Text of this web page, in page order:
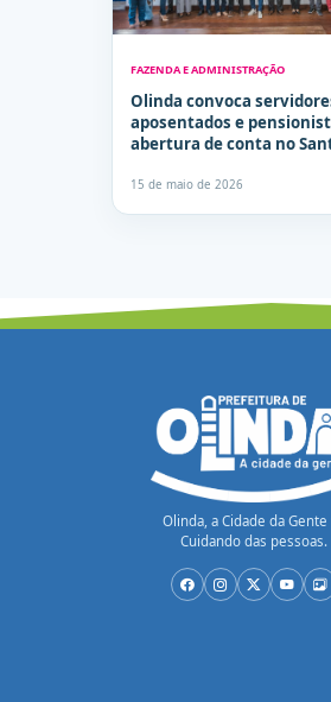
FAZENDA E ADMINISTRAÇÃO
Olinda convoca
aposentados e
abertura de conta no
15 de maio de 2026
Olinda, a Cidade da Gente
Cuidando das pessoas.